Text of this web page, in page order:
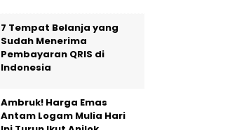
7 Tempat Belanja yang
Sudah Menerima
Pembayaran QRIS di
Indonesia
Ambruk! Harga Emas
Antam Logam Mulia Hari